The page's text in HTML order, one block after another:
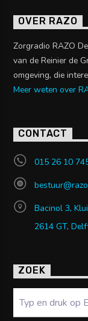
OVER RAZO
Zorgradio RAZO
van de Reinier de
omgeving, die
Meer weten over
CONTACT
015 26 10
Bacinol 3,
2614 GT,
ZOEK